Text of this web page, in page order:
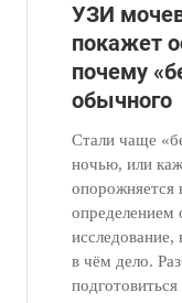
УЗИ
покажет
почему
обычного
Стали чаще
ночью, или
опорожняется
определением
исследование,
в чём дело.
подготовиться